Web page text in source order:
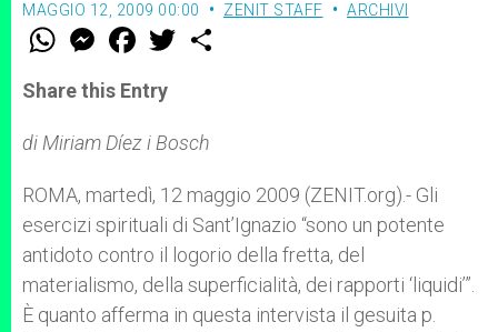
MAGGIO 12, 2009 00:00 ZENIT STAFF ARCHIVI
W
t
s
p
p
M
e
s
e
g
e
F
a
e
b
o
k
w
r
Share this Entry
di Miriam Díez i Bosch
ROMA, martedì, 12 maggio 2009 (ZENIT.org).- Gli
esercizi spirituali di Sant’Ignazio “sono un potente
antidoto contro il logorio della fretta, del
materialismo, della superficialità, dei rapporti ‘liquidi’”.
È quanto afferma in questa intervista il gesuita p.